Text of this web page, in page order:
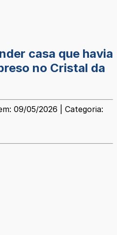
casa que havia
no Cristal da
09/05/2026 | Categoria: